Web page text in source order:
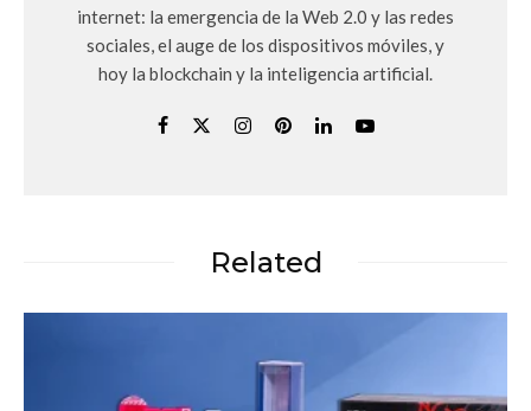
internet: la emergencia de la Web 2.0 y las redes
sociales, el auge de los dispositivos móviles, y
hoy la blockchain y la inteligencia artificial.
Related